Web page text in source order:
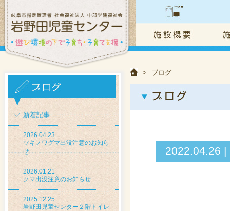
新着記事
2026.04.23
ツキノワグマ出没注意のお知ら
せ
2026.01.21
クマ出没注意のお知らせ
2025.12.25
岩野田児童センター２階トイレ
> ブログ
2022.04.26